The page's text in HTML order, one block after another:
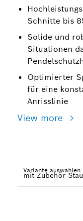
Schnitte bis
Solide und
Situationen
Optimierter
für eine
Anrisslinie
View more
Variante auswählen